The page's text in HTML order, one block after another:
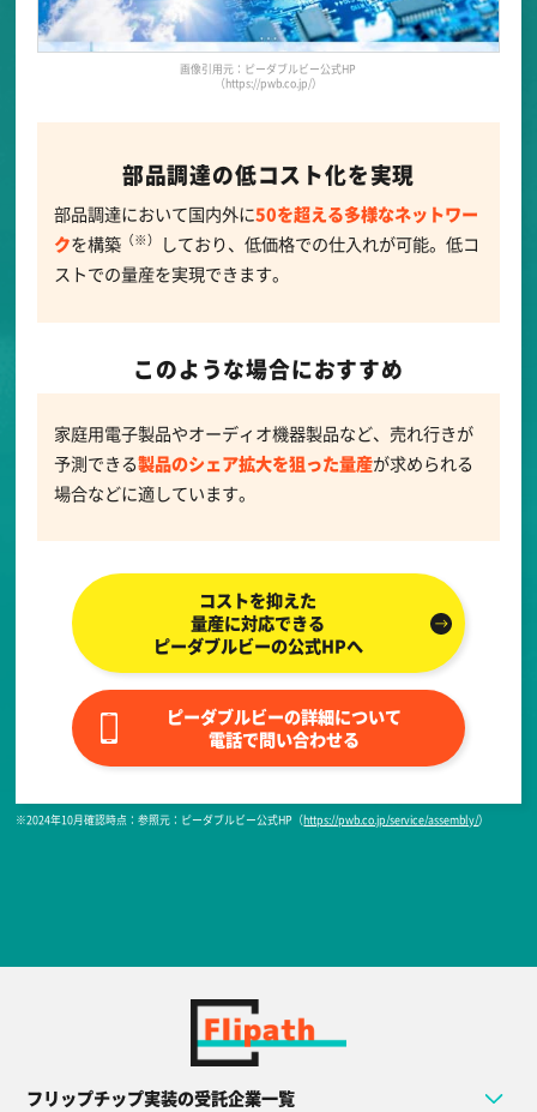
画像引用元：ピーダブルビー公式HP
（https://pwb.co.jp/）
部品調達の低コスト化を実現
部品調達において国内外に50を超える多様なネットワー
クを構築（※）
しており、低価格での仕入れが可能。低コ
ストでの量産を実現できます。
このような場合におすすめ
家庭用電子製品やオーディオ機器製品など、売れ行きが
予測できる製品のシェア拡大を狙った量産が求められる
場合などに適しています。
コストを抑えた
量産に対応できる
ピーダブルビーの公式HPへ
ピーダブルビーの詳細について
電話で問い合わせる
※2024年10月確認時点：参照元：ピーダブルビー公式HP（https://pwb.co.jp/service/assembly/）
フリップチップ実装の受託企業一覧